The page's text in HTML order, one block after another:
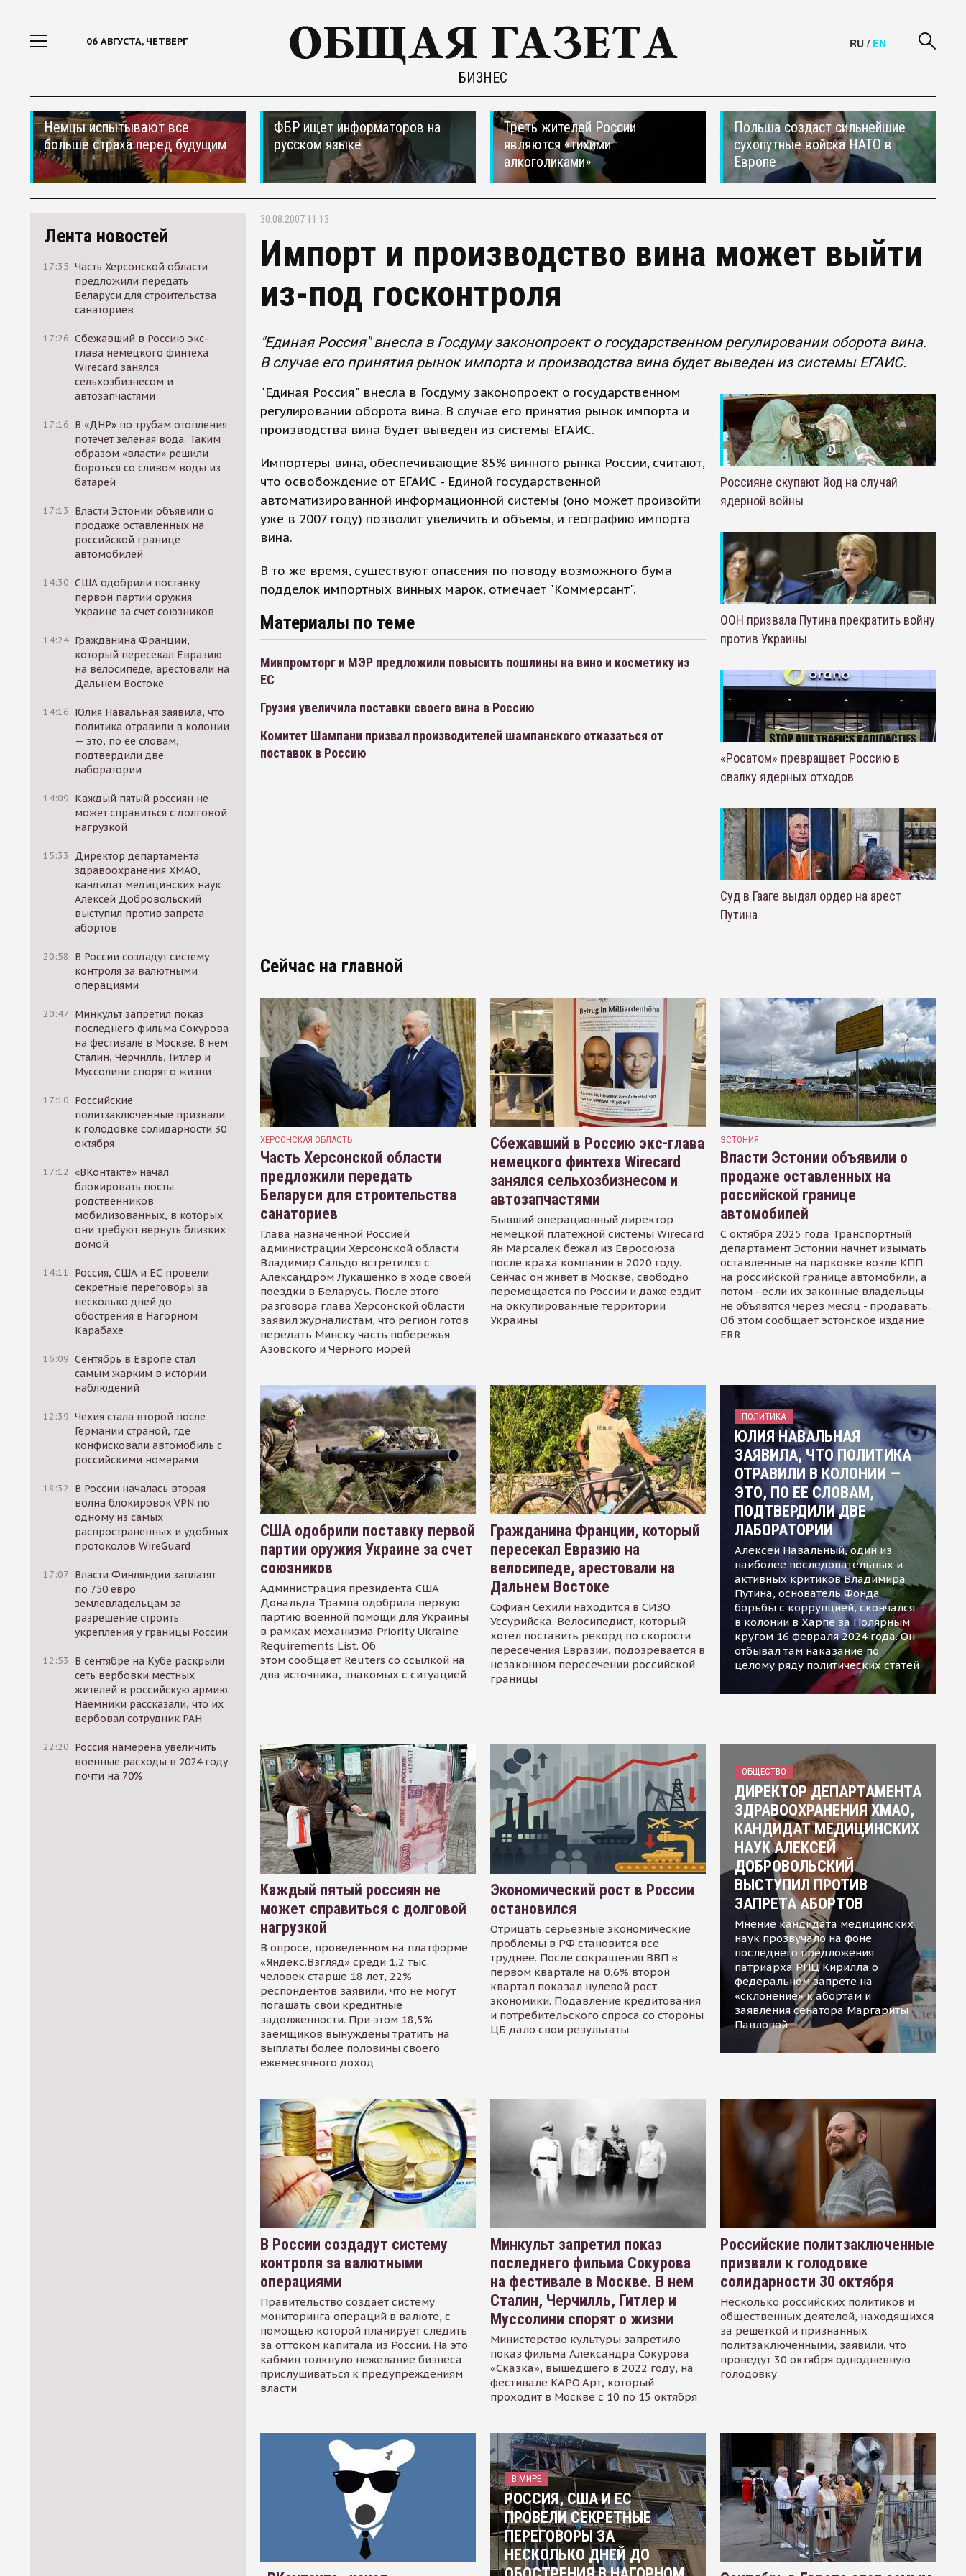
06 АВГУСТА, ЧЕТВЕРГ
БИЗНЕС
RU / EN
Немцы испытывают все
больше страха перед будущим
ФБР ищет информаторов на
русском языке
Треть жителей России
являются «тихими
алкоголиками»
Польша создаст сильнейшие
сухопутные войска НАТО в
Европе
Лента новостей
17:35 Часть Херсонской области
предложили передать
Беларуси для строительства
санаториев
17:26 Сбежавший в Россию экс-
глава немецкого финтеха
Wirecard занялся
сельхозбизнесом и
автозапчастями
17:16 В «ДНР» по трубам отопления
потечет зеленая вода. Таким
образом «власти» решили
бороться со сливом воды из
батарей
17:13
Власти Эстонии объявили о
продаже оставленных на
российской границе
автомобилей
14:30 США одобрили поставку
первой партии оружия
Украине за счет союзников
14:24 Гражданина Франции,
который пересекал Евразию
на велосипеде, арестовали на
Дальнем Востоке
14:16 Юлия Навальная заявила, что
политика отравили в колонии
— это, по ее словам,
подтвердили две
лаборатории
14:09 Каждый пятый россиян не
может справиться с долговой
нагрузкой
15:33
Директор департамента
здравоохранения ХМАО,
кандидат медицинских наук
Алексей Добровольский
выступил против запрета
абортов
20:58
В России создадут систему
контроля за валютными
операциями
20:47 Минкульт запретил показ
последнего фильма Сокурова
на фестивале в Москве. В нем
Сталин, Черчилль, Гитлер и
Муссолини спорят о жизни
17:10 Российские
политзаключенные призвали
к голодовке солидарности 30
октября
17:12 «ВКонтакте» начал
блокировать посты
родственников
мобилизованных, в которых
они требуют вернуть близких
домой
14:11
Россия, США и ЕС провели
секретные переговоры за
несколько дней до
обострения в Нагорном
Карабахе
16:09 Сентябрь в Европе стал
самым жарким в истории
наблюдений
12:39 Чехия стала второй после
Германии страной, где
конфисковали автомобиль с
российскими номерами
18:32
В России началась вторая
волна блокировок VPN по
одному из самых
распространенных и удобных
протоколов WireGuard
17:07 Власти Финляндии заплатят
по 750 евро
землевладельцам за
разрешение строить
укрепления у границы России
12:53
В сентябре на Кубе раскрыли
сеть вербовки местных
жителей в российскую армию.
Наемники рассказали, что их
вербовал сотрудник РАН
22:20 Россия намерена увеличить
военные расходы в 2024 году
почти на 70%
30.08.2007 11:13
Импорт и производство вина может выйти
из-под госконтроля
"Единая Россия" внесла в Госдуму законопроект о государственном регулировании оборота вина.
В случае его принятия рынок импорта и производства вина будет выведен из системы ЕГАИС.
"Единая Россия" внесла в Госдуму законопроект о государственном
регулировании оборота вина. В случае его принятия рынок импорта и
производства вина будет выведен из системы ЕГАИС.
Импортеры вина, обеспечивающие 85% винного рынка России, считают,
что освобождение от ЕГАИС - Единой государственной
автоматизированной информационной системы (оно может произойти
уже в 2007 году) позволит увеличить и объемы, и географию импорта
вина.
В то же время, существуют опасения по поводу возможного бума
подделок импортных винных марок, отмечает "Коммерсант".
Материалы по теме
Минпромторг и МЭР предложили повысить пошлины на вино и косметику из
ЕС
Грузия увеличила поставки своего вина в Россию
Комитет Шампани призвал производителей шампанского отказаться от
поставок в Россию
Россияне скупают йод на случай
ядерной войны
ООН призвала Путина прекратить войну
против Украины
«Росатом» превращает Россию в
свалку ядерных отходов
Суд в Гааге выдал ордер на арест
Путина
Сейчас на главной
ХЕРСОНСКАЯ ОБЛАСТЬ
Часть Херсонской области
предложили передать
Беларуси для строительства
санаториев
Глава назначенной Россией
администрации Херсонской области
Владимир Сальдо встретился с
Александром Лукашенко в ходе своей
поездки в Беларусь. После этого
разговора глава Херсонской области
заявил журналистам, что регион готов
передать Минску часть побережья
Азовского и Черного морей
Сбежавший в Россию экс-глава
немецкого финтеха Wirecard
занялся сельхозбизнесом и
автозапчастями
Бывший операционный директор
немецкой платёжной системы Wirecard
Ян Марсалек бежал из Евросоюза
после краха компании в 2020 году.
Сейчас он живёт в Москве, свободно
перемещается по России и даже ездит
на оккупированные территории
Украины
ЭСТОНИЯ
Власти Эстонии объявили о
продаже оставленных на
российской границе
автомобилей
С октября 2025 года Транспортный
департамент Эстонии начнет изымать
оставленные на парковке возле КПП
на российской границе автомобили, а
потом - если их законные владельцы
не объявятся через месяц - продавать.
Об этом сообщает эстонское издание
ERR
США одобрили поставку первой
партии оружия Украине за счет
союзников
Администрация президента США
Дональда Трампа одобрила первую
партию военной помощи для Украины
в рамках механизма Priority Ukraine
Requirements List. Об
этом сообщает Reuters со ссылкой на
два источника, знакомых с ситуацией
Гражданина Франции, который
пересекал Евразию на
велосипеде, арестовали на
Дальнем Востоке
Софиан Сехили находится в СИЗО
Уссурийска. Велосипедист, который
хотел поставить рекорд по скорости
пересечения Евразии, подозревается в
незаконном пересечении российской
границы
ПОЛИТИКА
ЮЛИЯ НАВАЛЬНАЯ
ЗАЯВИЛА, ЧТО ПОЛИТИКА
ОТРАВИЛИ В КОЛОНИИ —
ЭТО, ПО ЕЕ СЛОВАМ,
ПОДТВЕРДИЛИ ДВЕ
ЛАБОРАТОРИИ
Алексей Навальный, один из
наиболее последовательных и
активных критиков Владимира
Путина, основатель Фонда
борьбы с коррупцией, скончался
в колонии в Харпе за Полярным
кругом 16 февраля 2024 года. Он
отбывал там наказание по
целому ряду политических статей
Каждый пятый россиян не
может справиться с долговой
нагрузкой
В опросе, проведенном на платформе
«Яндекс.Взгляд» среди 1,2 тыс.
человек старше 18 лет, 22%
респондентов заявили, что не могут
погашать свои кредитные
задолженности. При этом 18,5%
заемщиков вынуждены тратить на
выплаты более половины своего
ежемесячного доход
Экономический рост в России
остановился
Отрицать серьезные экономические
проблемы в РФ становится все
труднее. После сокращения ВВП в
первом квартале на 0,6% второй
квартал показал нулевой рост
экономики. Подавление кредитования
и потребительского спроса со стороны
ЦБ дало свои результаты
ОБЩЕСТВО
ДИРЕКТОР ДЕПАРТАМЕНТА
ЗДРАВООХРАНЕНИЯ ХМАО,
КАНДИДАТ МЕДИЦИНСКИХ
НАУК АЛЕКСЕЙ
ДОБРОВОЛЬСКИЙ
ВЫСТУПИЛ ПРОТИВ
ЗАПРЕТА АБОРТОВ
Мнение кандидата медицинских
наук прозвучало на фоне
последнего предложения
патриарха РПЦ Кирилла о
федеральном запрете на
«склонение» к абортам и
заявления сенатора Маргариты
Павловой
В России создадут систему
контроля за валютными
операциями
Правительство создает систему
мониторинга операций в валюте, с
помощью которой планирует следить
за оттоком капитала из России. На это
кабмин толкнуло нежелание бизнеса
прислушиваться к предупреждениям
власти
Минкульт запретил показ
последнего фильма Сокурова
на фестивале в Москве. В нем
Сталин, Черчилль, Гитлер и
Муссолини спорят о жизни
Министерство культуры запретило
показ фильма Александра Сокурова
«Сказка», вышедшего в 2022 году, на
фестивале КАРО.Арт, который
проходит в Москве с 10 по 15 октября
Российские политзаключенные
призвали к голодовке
солидарности 30 октября
Несколько российских политиков и
общественных деятелей, находящихся
за решеткой и признанных
политзаключенными, заявили, что
проведут 30 октября однодневную
голодовку
В МИРЕ
РОССИЯ, США И ЕС
ПРОВЕЛИ СЕКРЕТНЫЕ
ПЕРЕГОВОРЫ ЗА
НЕСКОЛЬКО ДНЕЙ ДО